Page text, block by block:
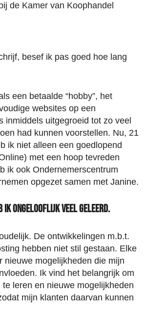
de Kamer van Koophandel
besef ik pas goed hoe lang
een betaalde “hobby”, het
websites op een
inmiddels uitgegroeid tot zo veel
had kunnen voorstellen. Nu, 21
ik niet alleen een goedlopend
met een hoop tevreden
ik ook Ondernemerscentrum
opgezet samen met Janine.
ik ongelooflijk veel geleerd.
De ontwikkelingen m.b.t.
hebben niet stil gestaan. Elke
nieuwe mogelijkheden die mijn
Ik vind het belangrijk om
leren en nieuwe mogelijkheden
mijn klanten daarvan kunnen